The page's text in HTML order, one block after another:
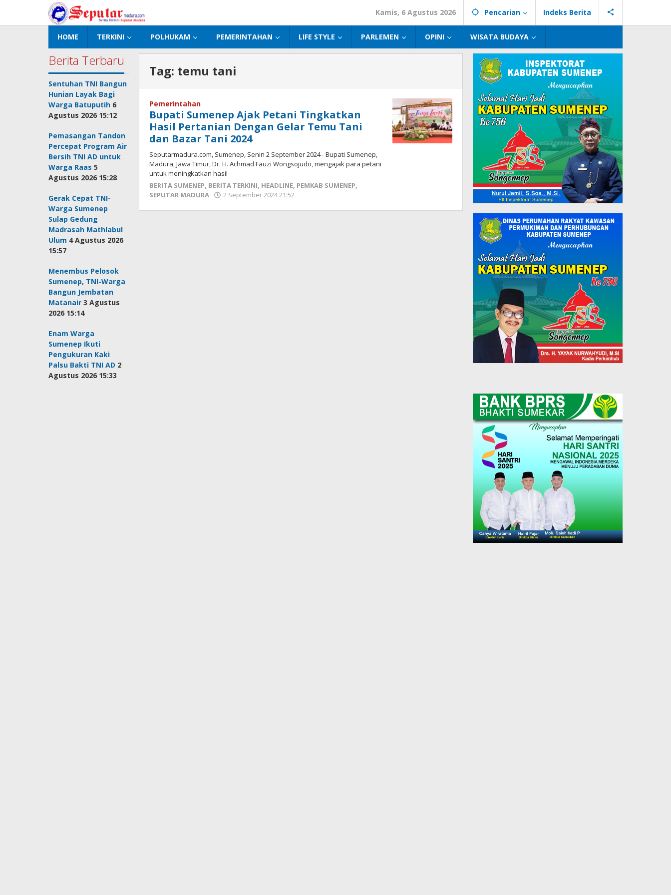
konten
Kamis, 6 Agustus 2026 Pencarian Indeks Berita
HOME TERKINI POLHUKAM PEMERINTAHAN LIFE STYLE PARLEMEN OPINI WISATA BUDAYA
Berita Terbaru
Sentuhan TNI Bangun
Hunian Layak Bagi
Warga Batuputih 6
Agustus 2026 15:12
Pemasangan Tandon
Percepat Program Air
Bersih TNI AD untuk
Warga Raas 5
Agustus 2026 15:28
Gerak Cepat TNI-
Warga Sumenep
Sulap Gedung
Madrasah Mathlabul
Ulum 4 Agustus 2026
15:57
Menembus Pelosok
Sumenep, TNI-Warga
Bangun Jembatan
Matanair 3 Agustus
2026 15:14
Enam Warga
Sumenep Ikuti
Pengukuran Kaki
Palsu Bakti TNI AD 2
Agustus 2026 15:33
Tag: temu tani
Pemerintahan
Bupati Sumenep Ajak Petani Tingkatkan
Hasil Pertanian Dengan Gelar Temu Tani
dan Bazar Tani 2024
Seputarmadura.com, Sumenep, Senin 2 September 2024– Bupati Sumenep,
Madura, Jawa Timur, Dr. H. Achmad Fauzi Wongsojudo, mengajak para petani
untuk meningkatkan hasil
BERITA SUMENEP, BERITA TERKINI, HEADLINE, PEMKAB SUMENEP,
SEPUTAR MADURA
2 September 2024 21:52